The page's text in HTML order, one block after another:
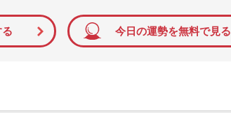
今日の運勢を無料で見る